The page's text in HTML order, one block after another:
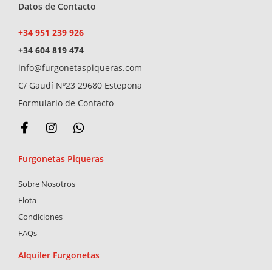
Datos de Contacto
+34 951 239 926
+34 604 819 474
info@furgonetaspiqueras.com
C/ Gaudí Nº23 29680 Estepona
Formulario de Contacto
F
a
e
o
o
k
-
f
I
t
g
a
m
W
t
Furgonetas Piqueras
Sobre Nosotros
Flota
Condiciones
FAQs
Alquiler Furgonetas